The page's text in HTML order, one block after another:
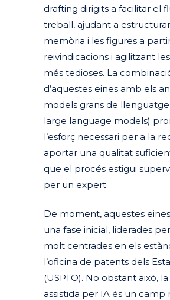
drafting dirigits a facilitar el
treball, ajudant a
memòria i les figures a
reivindicacions i agilitzant
més tedioses. La
d’aquestes eines amb els
models grans de llenguatge
large language models)
l’esforç necessari per a la
aportar una qualitat
que el procés estigui
per un expert.
De moment, aquestes
una fase inicial, liderades
molt centrades en els
l’oficina de patents dels
(USPTO). No obstant això,
assistida per IA és un